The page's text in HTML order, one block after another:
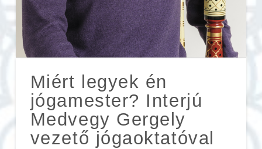
Miért legyek én
jógamester? Interjú
Medvegy Gergely
vezető jógaoktatóval